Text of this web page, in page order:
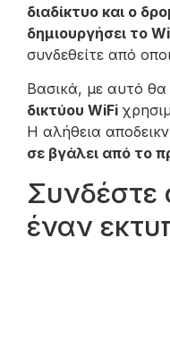
διαδίκτυο και ο
δημιουργήσει το
συνδεθείτε από
Βασικά, με αυτό
δικτύου WiFi
Η αλήθεια
σε βγάλει από το
Συνδέστε
έναν